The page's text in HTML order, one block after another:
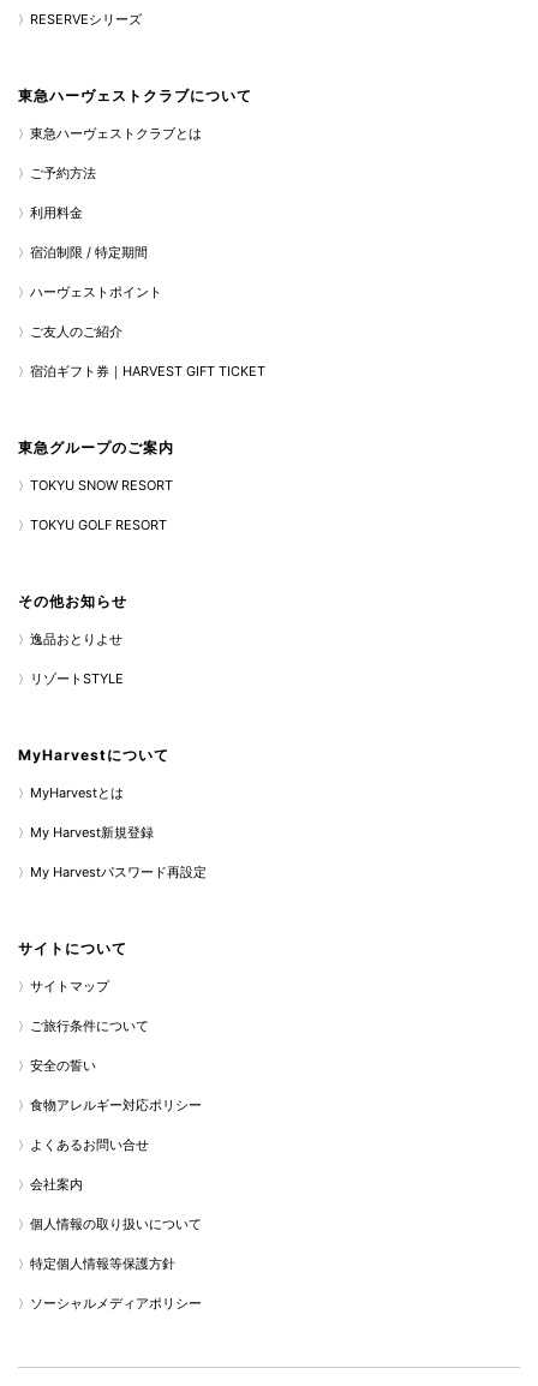
RESERVEシリーズ
東急ハーヴェストクラブについて
東急ハーヴェストクラブとは
ご予約方法
利用料金
宿泊制限 / 特定期間
ハーヴェストポイント
ご友人のご紹介
宿泊ギフト券｜HARVEST GIFT TICKET
東急グループのご案内
TOKYU SNOW RESORT
TOKYU GOLF RESORT
その他お知らせ
逸品おとりよせ
リゾートSTYLE
MyHarvestについて
MyHarvestとは
My Harvest新規登録
My Harvestパスワード再設定
サイトについて
サイトマップ
ご旅行条件について
安全の誓い
食物アレルギー対応ポリシー
よくあるお問い合せ
会社案内
個人情報の取り扱いについて
特定個人情報等保護方針
ソーシャルメディアポリシー